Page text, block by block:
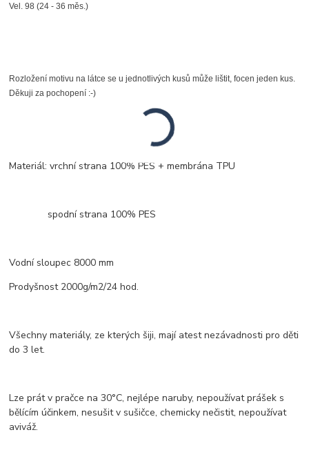
Vel. 98 (24 - 36 měs.)
Rozložení motivu na látce se u jednotlivých kusů může lištit, focen jeden kus.
Děkuji za pochopení :-)
Materiál: vrchní strana 100% PES + membrána TPU
spodní strana 100% PES
Vodní sloupec 8000 mm
Prodyšnost 2000g/m2/24 hod.
Všechny materiály, ze kterých šiji, mají atest nezávadnosti pro děti
do 3 let.
Lze prát v pračce na 30°C, nejlépe naruby, nepoužívat prášek s
bělícím účinkem, nesušit v sušičce, chemicky nečistit, nepoužívat
aviváž.